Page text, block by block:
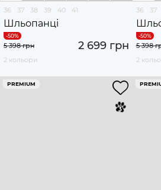
36 37 38 39 40 41
Шльопанці
2 699 грн
5 398 грн
2 кольори
36 37
5 398
2
PREMIUM